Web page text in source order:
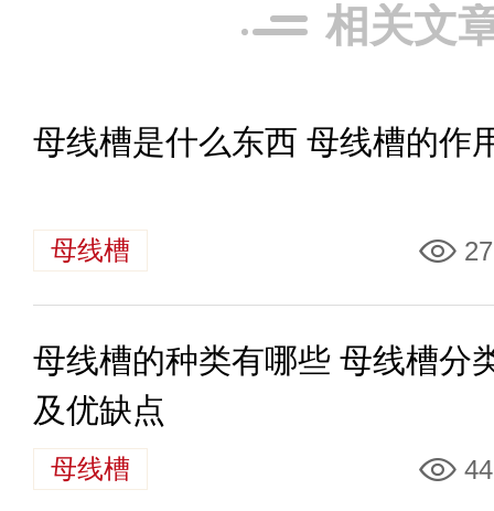
相关文
母线槽是什么东西 母线槽的作
母线槽
母线槽的种类有哪些 母线槽分
及优缺点
母线槽